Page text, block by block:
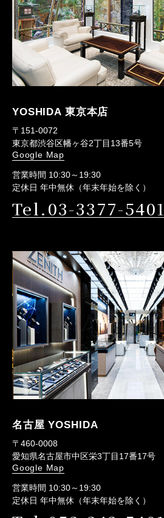
YOSHIDA 東京本店
〒151-0072
東京都渋谷区幡ヶ谷2丁目13番5号
Google Map
営業時間 10:30～19:30
定休日 年中無休（年末年始を除く）
Tel.03-3377-5401
名古屋 YOSHIDA
〒460-0008
愛知県名古屋市中区栄3丁目17番17号
Google Map
営業時間 10:30～19:30
定休日 年中無休（年末年始を除く）